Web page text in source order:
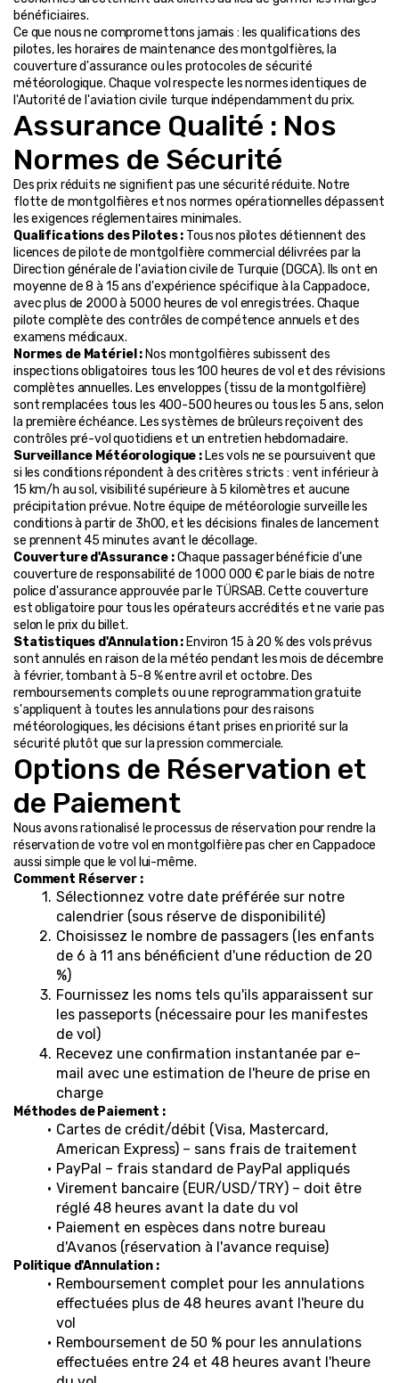
bénéficiaires.
Ce que nous ne compromettons jamais : les qualifications des
pilotes, les horaires de maintenance des montgolfières, la
couverture d'assurance ou les protocoles de sécurité
météorologique. Chaque vol respecte les normes identiques de
l'Autorité de l'aviation civile turque indépendamment du prix.
Assurance Qualité : Nos
Normes de Sécurité
Des prix réduits ne signifient pas une sécurité réduite. Notre
flotte de montgolfières et nos normes opérationnelles dépassent
les exigences réglementaires minimales.
Qualifications des Pilotes : Tous nos pilotes détiennent des
licences de pilote de montgolfière commercial délivrées par la
Direction générale de l'aviation civile de Turquie (DGCA). Ils ont en
moyenne de 8 à 15 ans d'expérience spécifique à la Cappadoce,
avec plus de 2000 à 5000 heures de vol enregistrées. Chaque
pilote complète des contrôles de compétence annuels et des
examens médicaux.
Normes de Matériel : Nos montgolfières subissent des
inspections obligatoires tous les 100 heures de vol et des révisions
complètes annuelles. Les enveloppes (tissu de la montgolfière)
sont remplacées tous les 400-500 heures ou tous les 5 ans, selon
la première échéance. Les systèmes de brûleurs reçoivent des
contrôles pré-vol quotidiens et un entretien hebdomadaire.
Surveillance Météorologique : Les vols ne se poursuivent que
si les conditions répondent à des critères stricts : vent inférieur à
15 km/h au sol, visibilité supérieure à 5 kilomètres et aucune
précipitation prévue. Notre équipe de météorologie surveille les
conditions à partir de 3h00, et les décisions finales de lancement
se prennent 45 minutes avant le décollage.
Couverture d'Assurance : Chaque passager bénéficie d'une
couverture de responsabilité de 1 000 000 € par le biais de notre
police d'assurance approuvée par le TÜRSAB. Cette couverture
est obligatoire pour tous les opérateurs accrédités et ne varie pas
selon le prix du billet.
Statistiques d'Annulation : Environ 15 à 20 % des vols prévus
sont annulés en raison de la météo pendant les mois de décembre
à février, tombant à 5-8 % entre avril et octobre. Des
remboursements complets ou une reprogrammation gratuite
s'appliquent à toutes les annulations pour des raisons
météorologiques, les décisions étant prises en priorité sur la
sécurité plutôt que sur la pression commerciale.
Options de Réservation et
de Paiement
Nous avons rationalisé le processus de réservation pour rendre la
réservation de votre vol en montgolfière pas cher en Cappadoce
aussi simple que le vol lui-même.
Comment Réserver :
Sélectionnez votre date préférée sur notre
calendrier (sous réserve de disponibilité)
Choisissez le nombre de passagers (les enfants
de 6 à 11 ans bénéficient d'une réduction de 20
%)
Fournissez les noms tels qu'ils apparaissent sur
les passeports (nécessaire pour les manifestes
de vol)
Recevez une confirmation instantanée par e-
mail avec une estimation de l'heure de prise en
charge
Méthodes de Paiement :
Cartes de crédit/débit (Visa, Mastercard,
American Express) – sans frais de traitement
PayPal – frais standard de PayPal appliqués
Virement bancaire (EUR/USD/TRY) – doit être
réglé 48 heures avant la date du vol
Paiement en espèces dans notre bureau
d'Avanos (réservation à l'avance requise)
Politique d'Annulation :
Remboursement complet pour les annulations
effectuées plus de 48 heures avant l'heure du
vol
Remboursement de 50 % pour les annulations
effectuées entre 24 et 48 heures avant l'heure